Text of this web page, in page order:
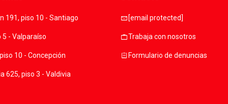
191, piso 10 - Santiago
5 - Valparaíso
10 - Concepción
625, piso 3 - Valdivia
mail [email protected]
workTrabaja con nosotros
assignment Formulario de denuncias